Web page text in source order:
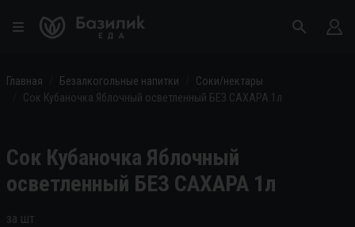
Главная Безалкогольные напитки
Соки/нектары
Сок Кубаночка Яблочный осветленный БЕЗ САХАРА 1л
Сок Кубаночка Яблочный
осветленный БЕЗ САХАРА 1л
за шт